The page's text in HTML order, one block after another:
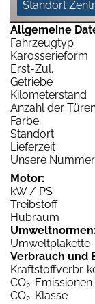
Standort
Allgemeine
Fahrzeugtyp
Karosserieform
Erst-Zul.
Getriebe
Kilometerstand
Anzahl der
Farbe
Standort
Lieferzeit
Unsere Nummer
Motor:
kW / PS
Treibstoff
Hubraum
Umweltnormen:
Umweltplakette
Verbrauch und
Kraftstoffverbr.
CO2-Emissionen
CO2-Klasse